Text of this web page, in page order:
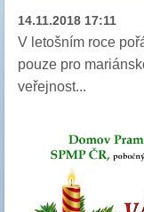
14.11.2018 17:11
V letošním roce
pouze pro
veřejnost...